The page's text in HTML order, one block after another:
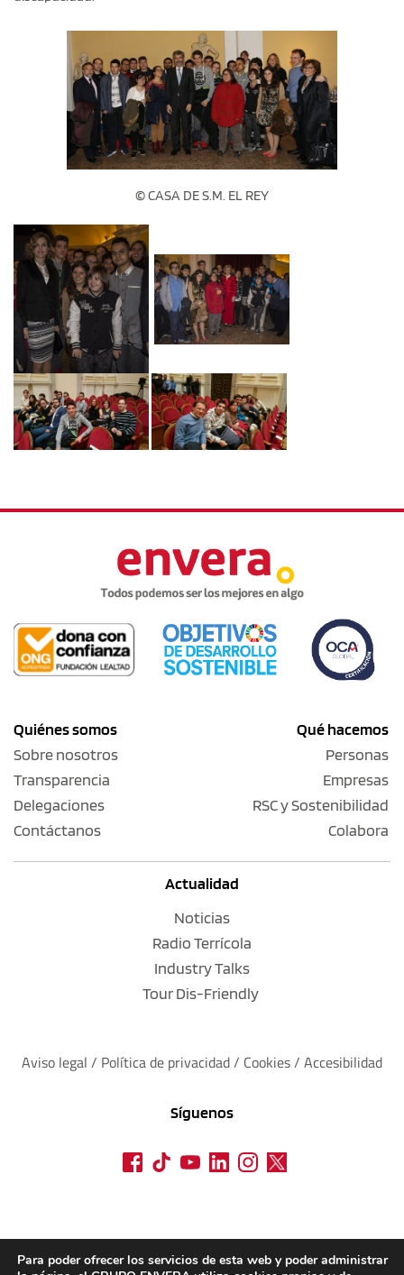
© CASA DE S.M. EL REY
Quiénes somos
Sobre nosotros
Transparencia
Delegaciones
Contáctanos
Qué hacemos
Personas
Empresas
RSC y Sostenibilidad
Colabora
Actualidad
Noticias
Radio Terrícola
Industry Talks
Tour Dis-Friendly
Aviso legal / Política de privacidad / Cookies / Accesibilidad
Síguenos
Para poder ofrecer los servicios de esta web y poder administrar